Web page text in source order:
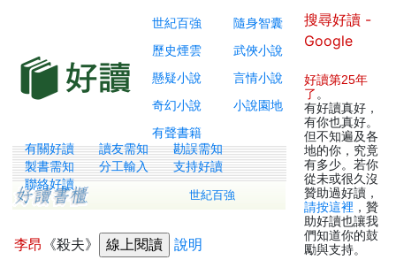
世紀百強
隨身智囊
歷史煙雲
武俠小說
懸疑小說
言情小說
奇幻小說
小說園地
有聲書籍
有關好讀 讀友需知
勘誤需知
製書需知
分工輸入
支持好讀
聯絡好讀
世紀百強
李昂 《殺夫》 說明
搜尋好讀 -
Google
好讀第25年
了 。
有好讀真好，
有你也真好。
但不知遍及各
地的你，究竟
有多少。若你
從未或很久沒
贊助過好讀，
請按這裡 ，贊
助好讀也讓我
們知道你的鼓
勵與支持。